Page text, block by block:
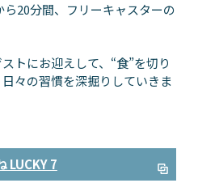
20分間、フリーキャスターの
トにお迎えして、“食”を切り
々の習慣を深掘りしていきま
LUCKY 7